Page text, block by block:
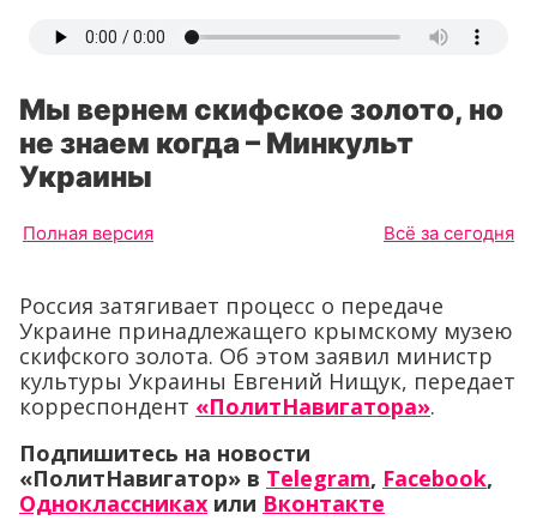
Мы вернем скифское золото, но
не знаем когда – Минкульт
Украины
Полная версия Всё за сегодня
Россия затягивает процесс о передаче
Украине принадлежащего крымскому музею
скифского золота. Об этом заявил министр
культуры Украины Евгений Нищук, передает
корреспондент «ПолитНавигатора».
Подпишитесь на новости
«ПолитНавигатор» в Telegram, Facebook,
Одноклассниках или Вконтакте